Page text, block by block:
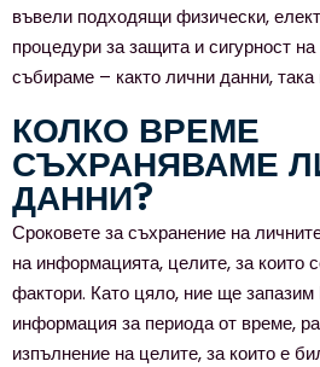
въвели подходящи физически,
процедури за защита и сигурност
събираме – както лични данни, така
КОЛКО ВРЕМЕ
СЪХРАНЯВАМЕ
ДАННИ?
Сроковете за съхранение на
на информацията, целите, за които
фактори. Като цяло, ние ще
информация за периода от време,
изпълнение на целите, за които е